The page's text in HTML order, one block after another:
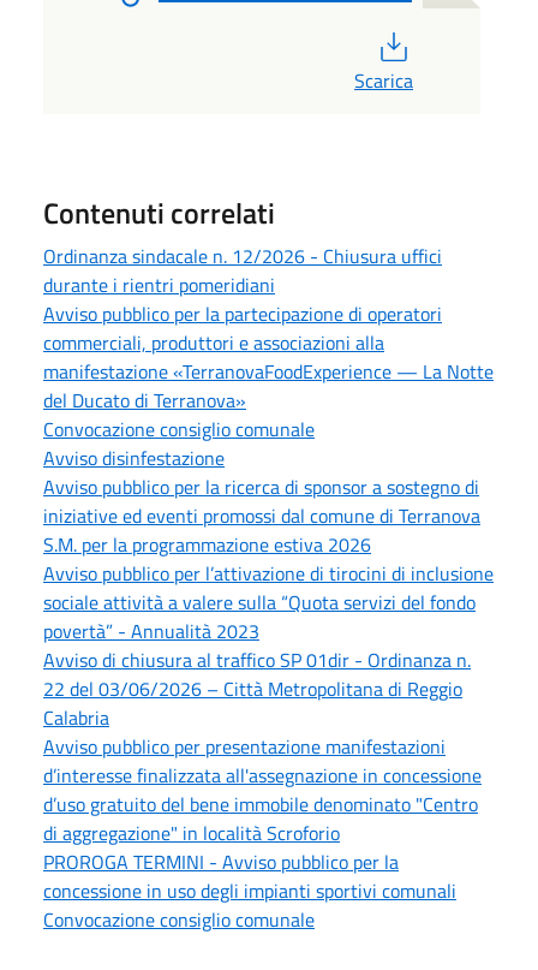
Scarica
Contenuti correlati
Ordinanza sindacale n. 12/2026 - Chiusura uffici
durante i rientri pomeridiani
Avviso pubblico per la partecipazione di operatori
commerciali, produttori e associazioni alla
manifestazione «TerranovaFoodExperience — La Notte
del Ducato di Terranova»
Convocazione consiglio comunale
Avviso disinfestazione
Avviso pubblico per la ricerca di sponsor a sostegno di
iniziative ed eventi promossi dal comune di Terranova
S.M. per la programmazione estiva 2026
Avviso pubblico per l’attivazione di tirocini di inclusione
sociale attività a valere sulla “Quota servizi del fondo
povertà” - Annualità 2023
Avviso di chiusura al traffico SP 01dir - Ordinanza n.
22 del 03/06/2026 – Città Metropolitana di Reggio
Calabria
Avviso pubblico per presentazione manifestazioni
d’interesse finalizzata all'assegnazione in concessione
d’uso gratuito del bene immobile denominato "Centro
di aggregazione" in località Scroforio
PROROGA TERMINI - Avviso pubblico per la
concessione in uso degli impianti sportivi comunali
Convocazione consiglio comunale